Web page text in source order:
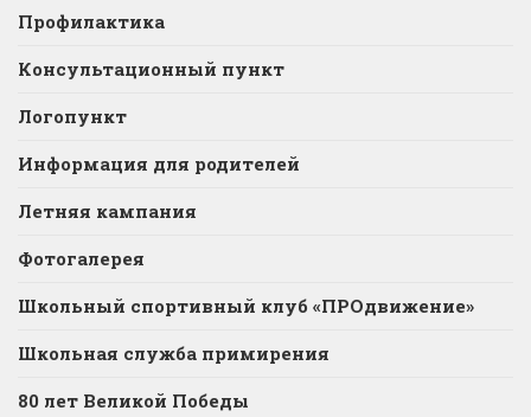
Профилактика
Консультационный пункт
Логопункт
Информация для родителей
Летняя кампания
Фотогалерея
Школьный спортивный клуб «ПРОдвижение»
Школьная служба примирения
80 лет Великой Победы